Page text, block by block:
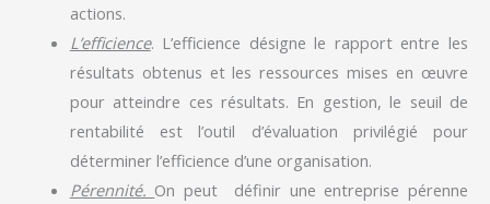
actions.
L’efficience. L’efficience désigne le rapport entre les
résultats obtenus et les ressources mises en œuvre
pour atteindre ces résultats. En gestion, le seuil de
rentabilité est l’outil d’évaluation privilégié pour
déterminer l’efficience d’une organisation.
Pérennité. On peut définir une entreprise pérenne